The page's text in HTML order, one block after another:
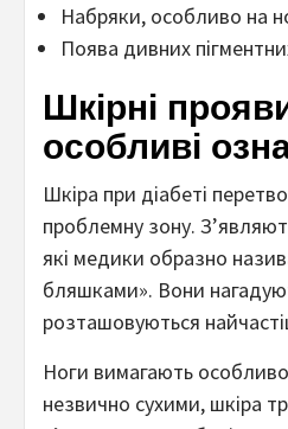
Набряки, особливо на
Поява дивних
Шкірні
особливі
Шкіра при діабеті
проблемну зону.
які медики образно
бляшками». Вони
розташовуються
Ноги вимагають
незвично сухими, шкіра